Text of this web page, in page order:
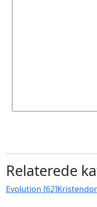
Relaterede
Evolution [62]